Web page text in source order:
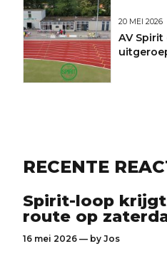
20 MEI 2026
AV
RECENTE
Spirit-loop
route op
16 mei 2026 — by Jos